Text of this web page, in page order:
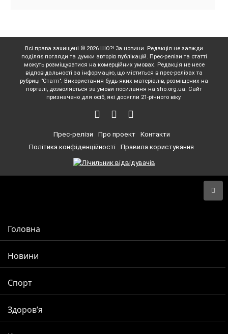
Всі права захищені © 2026 ШО?! За новини. Редакція не завжди
поділяє погляди та думки авторів публікацій. Прес-релізи та статті
можуть розміщуватися на комерційних умовах. Редакція не несе
відповідальності за інформацію, що міститься в прес-релізах та
рубриці "Статті". Використання будь-яких матеріалів, розміщених на
порталі, дозволяється за умови посилання на sho.org.ua. Сайт
призначено для осіб, які досягли 21-річного віку.
Прес-релізи Про проект
Контакти
Політика конфіденційності
Правила користування
Головна
Новини
Спорт
Здоров’я